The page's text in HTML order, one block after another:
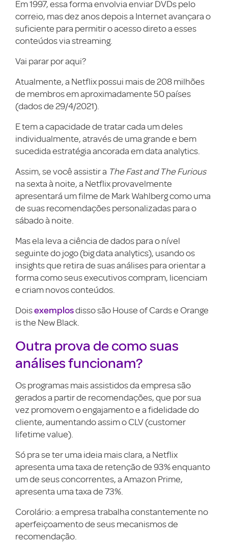
Em 1997, essa forma envolvia enviar DVDs pelo
correio, mas dez anos depois a Internet avançara o
suficiente para permitir o acesso direto a esses
conteúdos via streaming.
Vai parar por aqui?
Atualmente, a Netflix possui mais de 208 milhões
de membros em aproximadamente 50 países
(dados de 29/4/2021).
E tem a capacidade de tratar cada um deles
individualmente, através de uma grande e bem
sucedida estratégia ancorada em data analytics.
Assim, se você assistir a The Fast and The Furious
na sexta à noite, a Netflix provavelmente
apresentará um filme de Mark Wahlberg como uma
de suas recomendações personalizadas para o
sábado à noite.
Mas ela leva a ciência de dados para o nível
seguinte do jogo (big data analytics), usando os
insights que retira de suas análises para orientar a
forma como seus executivos compram, licenciam
e criam novos conteúdos.
Doisexemplosdisso são House of Cards e Orange
is the New Black.
Outra prova de como suas
análises funcionam?
Os programas mais assistidos da empresa são
gerados a partir de recomendações, que por sua
vez promovem o engajamento e a fidelidade do
cliente, aumentando assim o CLV (customer
lifetime value).
Só pra se ter uma ideia mais clara, a Netflix
apresenta uma taxa de retenção de 93% enquanto
um de seus concorrentes, a Amazon Prime,
apresenta uma taxa de 73%.
Corolário: a empresa trabalha constantemente no
aperfeiçoamento de seus mecanismos de
recomendação.